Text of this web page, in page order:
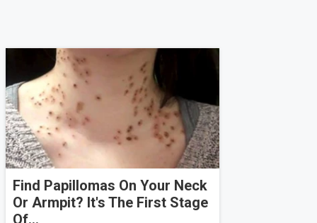
Find Papillomas On Your Neck
Or Armpit? It's The First Stage